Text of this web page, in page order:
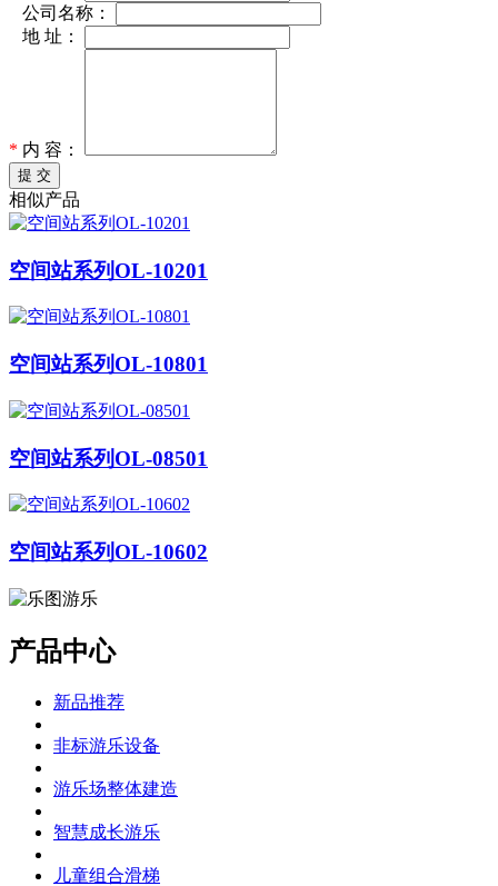
公司名称：
地 址：
* 内 容：
提 交
相似产品
空间站系列OL-10201
空间站系列OL-10801
空间站系列OL-08501
空间站系列OL-10602
产品中心
新品推荐
非标游乐设备
游乐场整体建造
智慧成长游乐
儿童组合滑梯